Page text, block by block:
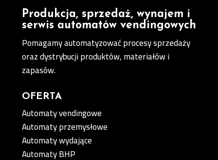
Produkcja, sprzedaż, wynajem i
serwis automatów vendingowych
Pomagamy automatyzować procesy sprzedaży
oraz dystrybucji produktów, materiałów i
zapasów.
OFERTA
Automaty vendingowe
Automaty przemysłowe
Automaty wydające
Automaty BHP